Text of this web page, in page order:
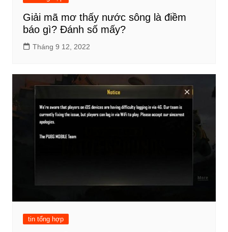
Giải mã mơ thấy nước sông là điềm
báo gì? Đánh số mấy?
Tháng 9 12, 2022
tin tổng hợp